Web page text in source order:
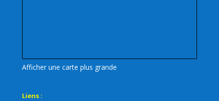
Afficher une carte plus grande
Liens :